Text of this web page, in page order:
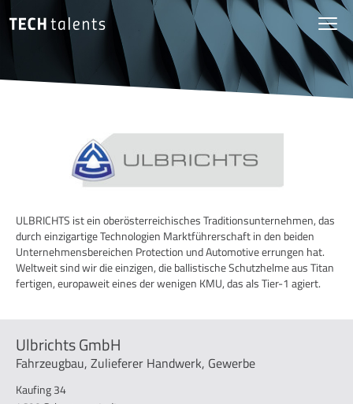
ULBRICHTS ist ein oberösterreichisches Traditionsunternehmen, das
durch einzigartige Technologien Marktführerschaft in den beiden
Unternehmensbereichen Protection und Automotive errungen hat.
Weltweit sind wir die einzigen, die ballistische Schutzhelme aus Titan
fertigen, europaweit eines der wenigen KMU, das als Tier-1 agiert.
Ulbrichts GmbH
Fahrzeugbau, Zulieferer Handwerk, Gewerbe
Kaufing 34